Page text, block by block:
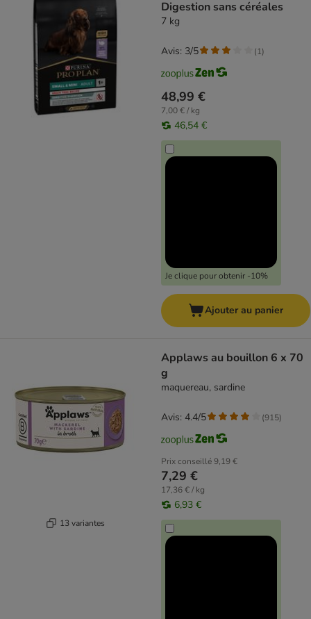
Digestion sans céréales
7 kg
48,99 €
7,00 € / kg
46,54 €
Je clique pour obtenir -10%
Avis: 3/5 (1)
Ajouter au panier
13 variantes
Applaws au bouillon 6 x 70
g
maquereau, sardine
Prix conseillé9,19 €
7,29 €
17,36 € / kg
6,93 €
Avis: 4.4/5 (915)